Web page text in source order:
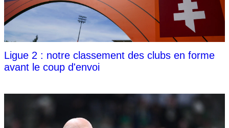
Ligue 2 : notre classement des clubs en forme
avant le coup d'envoi